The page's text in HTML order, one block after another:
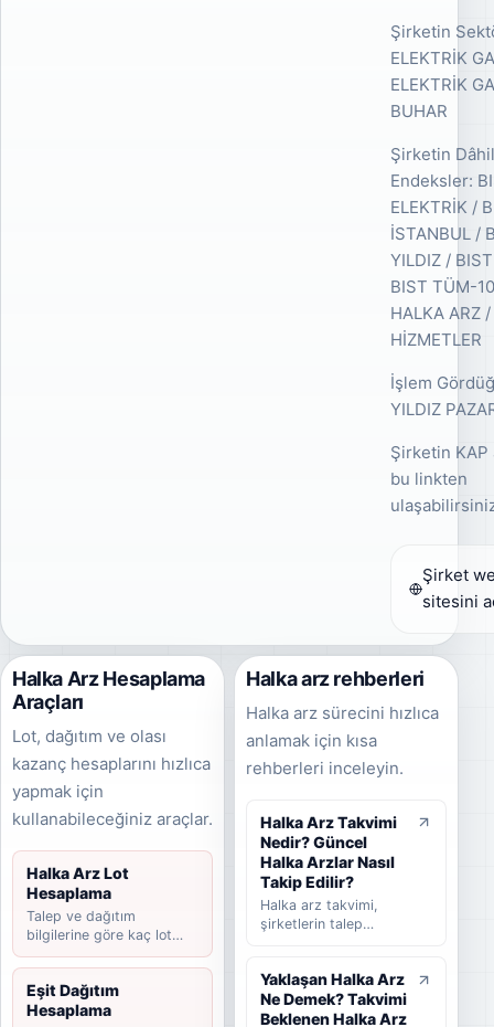
Şirketin
ELEKTRİK
ELEKTRİK
BUHAR
Şirketin
Endeksler:
ELEKTRİK /
İSTANBUL /
YILDIZ /
BIST TÜM-
HALKA ARZ
HİZMETLER
İşlem
YILDIZ
Şirketin
bu linkten
Şirket
sitesini
Halka Arz Hesaplama
Araçları
Lot, dağıtım ve olası
kazanç hesaplarını hızlıca
yapmak için
kullanabileceğiniz araçlar.
Halka Arz Lot
Hesaplama
Talep ve dağıtım
bilgilerine göre kaç lot
düşebileceğini hesaplayın.
Eşit Dağıtım
Hesaplama
Halka arz rehberleri
Halka arz sürecini hızlıca
anlamak için kısa
rehberleri inceleyin.
Halka Arz Takvimi
Nedir? Güncel
Halka Arzlar Nasıl
Takip Edilir?
Halka arz takvimi,
şirketlerin talep
dağıtım yöntemini,
beklenen ve
tamamlanan halka arz
Yaklaşan Halka Arz
Ne Demek? Takvimi
Beklenen Halka Arz